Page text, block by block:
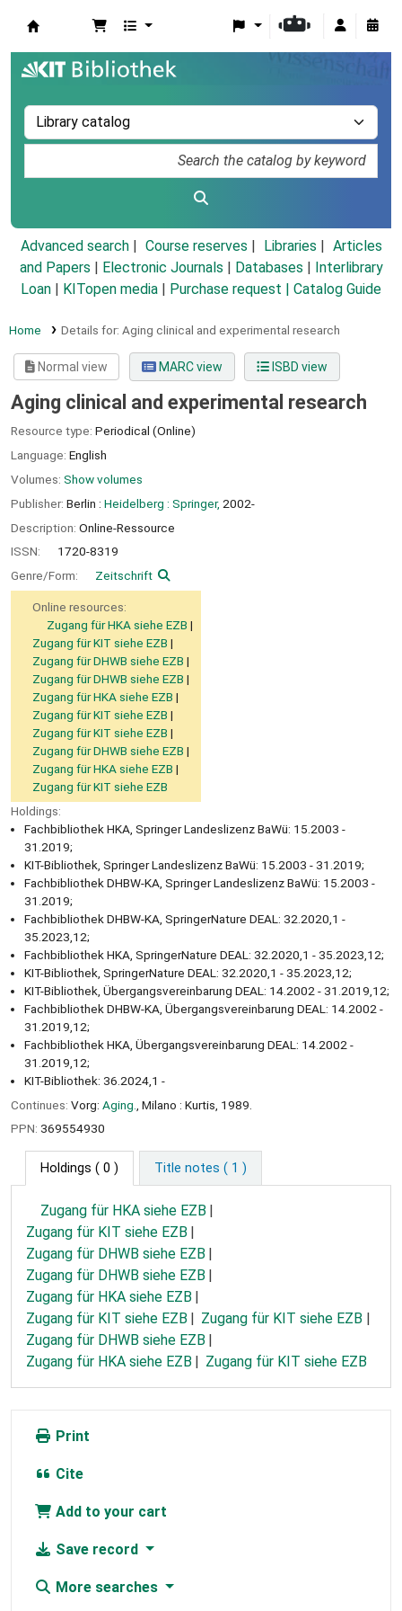
Advanced search Course reserves Libraries
Articles
and Papers
Electronic Journals Databases
Interlibrary
Loan
KITopen media Purchase request | Catalog Guide
Home Details for: Aging clinical and experimental research
Normal view MARC view ISBD view
Aging clinical and experimental research
Resource type: Periodical (Online)
Language: English
Volumes: Show volumes
Publisher: Berlin : Heidelberg : Springer, 2002-
Description: Online-Ressource
ISSN:
1720-8319
Genre/Form:
Zeitschrift
Online resources:
Zugang für HKA siehe EZB
Zugang für KIT siehe EZB
Zugang für DHWB siehe EZB
Zugang für DHWB siehe EZB
Zugang für HKA siehe EZB
Zugang für KIT siehe EZB
Zugang für KIT siehe EZB
Zugang für DHWB siehe EZB
Zugang für HKA siehe EZB
Zugang für KIT siehe EZB
Holdings:
Fachbibliothek HKA, Springer Landeslizenz BaWü: 15.2003 -
31.2019;
KIT-Bibliothek, Springer Landeslizenz BaWü: 15.2003 - 31.2019;
Fachbibliothek DHBW-KA, Springer Landeslizenz BaWü: 15.2003 -
31.2019;
Fachbibliothek DHBW-KA, SpringerNature DEAL: 32.2020,1 -
35.2023,12;
Fachbibliothek HKA, SpringerNature DEAL: 32.2020,1 - 35.2023,12;
KIT-Bibliothek, SpringerNature DEAL: 32.2020,1 - 35.2023,12;
KIT-Bibliothek, Übergangsvereinbarung DEAL: 14.2002 - 31.2019,12;
Fachbibliothek DHBW-KA, Übergangsvereinbarung DEAL: 14.2002 -
31.2019,12;
Fachbibliothek HKA, Übergangsvereinbarung DEAL: 14.2002 -
31.2019,12;
KIT-Bibliothek: 36.2024,1 -
Continues: Vorg: Aging.
, Milano : Kurtis, 1989.
PPN: 369554930
Holdings ( 0 ) Title notes ( 1 )
Zugang für HKA siehe EZB
Zugang für KIT siehe EZB
Zugang für DHWB siehe EZB
Zugang für DHWB siehe EZB
Zugang für HKA siehe EZB
Zugang für KIT siehe EZB
Zugang für KIT siehe EZB
Zugang für DHWB siehe EZB
Zugang für HKA siehe EZB
Zugang für KIT siehe EZB
Print
Cite
Add to your cart
Save record
More searches